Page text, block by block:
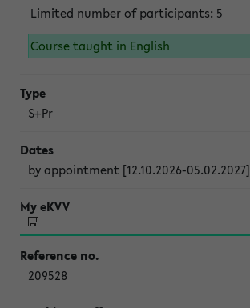
Limited number of participants: 5
Course taught in English
S+Pr
by appointment [12.10.2026-05.02.2027]
209528